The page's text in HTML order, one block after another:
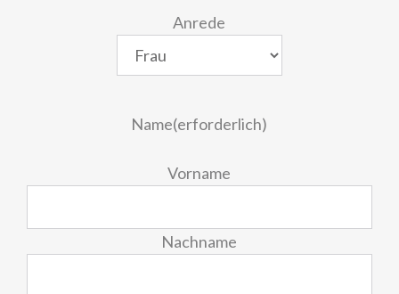
Anrede
Name(erforderlich)
Vorname
Nachname